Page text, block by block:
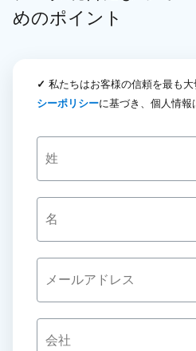
めのポイント
✓ 私たちはお客様の信頼を最も大
シーポリシーに基づき、個人情報